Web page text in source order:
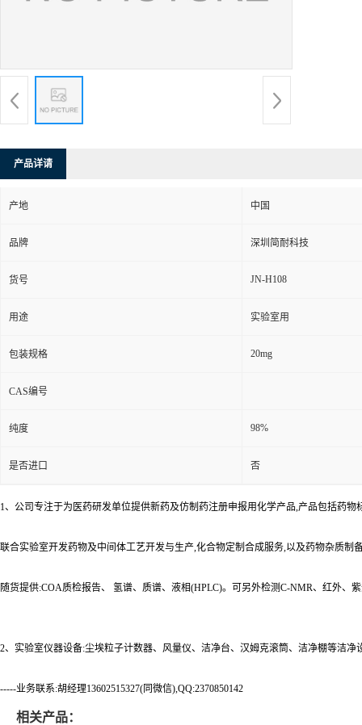
产品详请
产地 中国
品牌 深圳简耐科技
货号 JN-H108
用途 实验室用
包装规格 20mg
CAS编号
纯度 98%
是否进口 否
1、公司专注于为医药研发单位提供新药及仿制药注册申报用化学产品,产品包括药
联合实验室开发药物及中间体工艺开发与生产,化合物定制合成服务,以及药物杂质制
随货提供:COA质检报告、 氢谱、质谱、液相(HPLC)。可另外检测C-NMR、红外、
2、实验室仪器设备:尘埃粒子计数器、风量仪、洁净台、汉姆克滚筒、洁净棚等洁
-----业务联系:胡经理13602515327(同微信),QQ:2370850142
相关产品：